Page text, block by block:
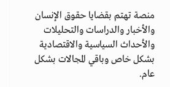
منصة تهتم بقضايا حقوق الإنسان
والأخبار والدراسات والتحليلات
والأحداث السياسية والاقتصادية
بشكل خاص وباقي المجالات بشكل
عام.